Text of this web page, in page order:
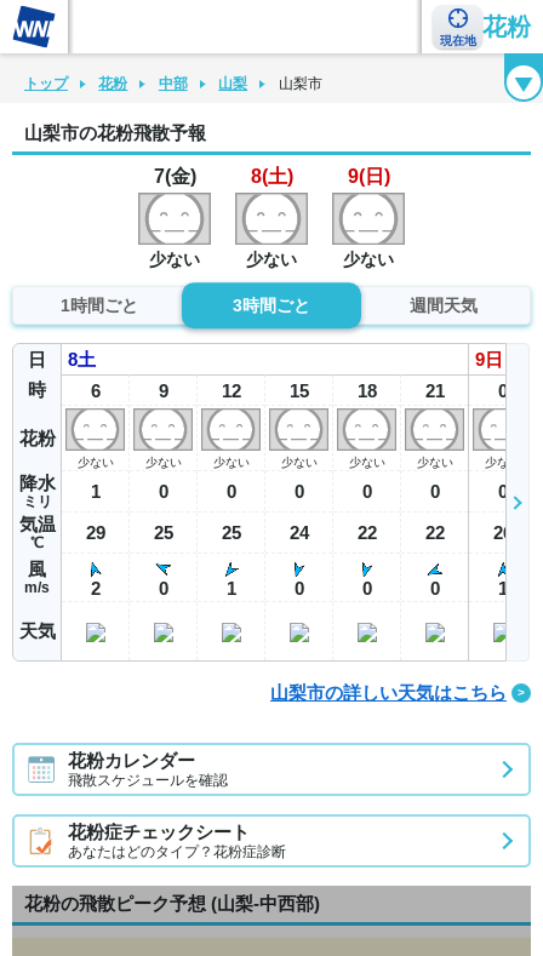
現在地
花粉
花粉カレンダー 花粉図鑑 花粉症チェックシート 花粉症ハンドブック
トップ 花粉 中部 山梨 山梨市
山梨市の花粉飛散予報
7(金)
少ない
8(土)
少ない
9(日)
少ない
1時間ごと 3時間ごと 週間天気
日
時
花粉
降水
ミリ
気温
℃
風
m/s
天気
8土
6
少ない
1
29
2
9
少ない
0
25
0
12
少ない
0
25
1
15
少ない
0
24
0
18
少ない
0
22
0
21
少ない
0
22
0
9 日
0
少ない
0
26
1
山梨市の詳しい天気はこちら
花粉カレンダー
飛散スケジュールを確認
花粉症チェックシート
あなたはどのタイプ？花粉症診断
花粉の飛散ピーク予想 (山梨-中西部)